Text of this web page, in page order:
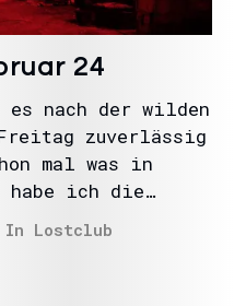
24
es nach der wilden
Freitag zuverlässig
mal was in
habe ich die…
In Lostclub